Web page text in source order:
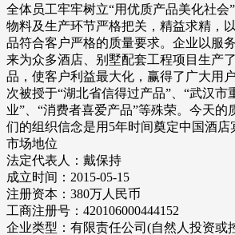
全体员工牢牢树立“用优质产品美化社会
物料及生产环节严格把关，精益求精，
品符合客户严格的质量要求。企业以服
来为众多酒店、别墅配套工程项目生产
品，使客户利益最大化，赢得了广大用
次被授于“湖北省信得过产品”、“武汉市
业”、“消费者喜爱产品”等殊荣。今天的
们的组织信念是用5年时间奠定中国酒店
市场地位
法定代表人：戴保持
成立时间：2015-05-15
注册资本：380万人民币
工商注册号：420106000444152
企业类型：有限责任公司(自然人投资或